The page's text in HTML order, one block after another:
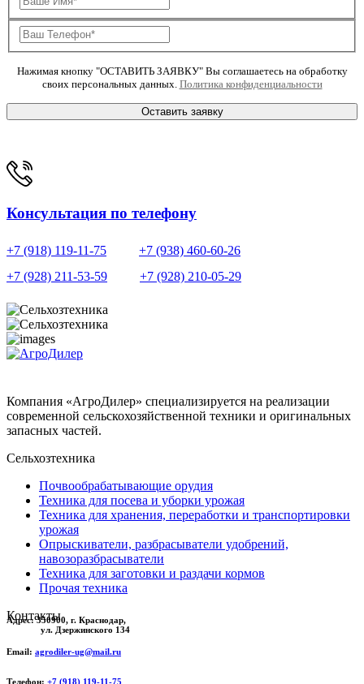
Нажимая кнопку "ОСТАВИТЬ ЗАЯВКУ" Вы соглашаетесь на обработку
своих персональных данных. Политика конфиденциальности
Оставить заявку
Консультация по телефону
+7 (918) 119-11-75
+7 (938) 460-60-26
+7 (928) 211-53-59
+7 (928) 210-05-29
Компания «АгроДилер» специализируется на реализации
современной сельскохозяйственной техники и оригинальных
запасных частей.
Сельхозтехника
Почвообрабатывающие орудия
Техника для посева и уборки урожая
Техника для хранения, переработки и транспортировки
урожая
Опрыскиватели, разбрасыватели удобрений,
навозоразбрасыватели
Техника для заготовки и раздачи кормов
Прочая техника
Контакты
Адрес:350900, г. Краснодар,
ул. Дзержинского 134
Email: agrodiler-ug@mail.ru
Телефон: +7 (918) 119-11-75